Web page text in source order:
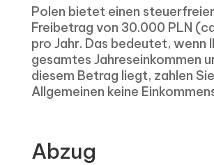
Polen bietet einen
Freibetrag von 30.000 PLN
pro Jahr. Das bedeutet, wenn
gesamtes Jahreseinkommen
diesem Betrag liegt, zahlen
Allgemeinen keine
Abzug